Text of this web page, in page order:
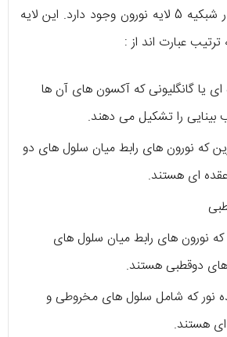
تشکیل شده است. در شبکیه 5 لایه نورون وجود دارد. این لایه
عبارت اند از :
یا گانگلیونی که آکسون های آن ها
بینایی را تشکیل می دهند.
که نورون های رابط میان سلول های دو
ای هستند.
نورون های رابط میان سلول های
های دوقطبی هستند.
نور که شامل سلول های مخروطی و
هستند.